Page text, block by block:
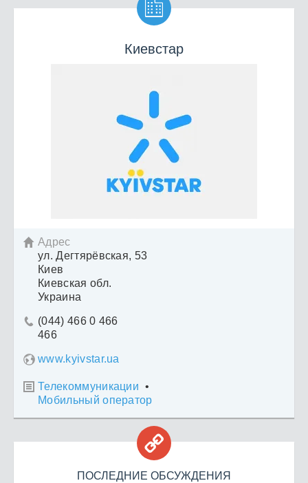

Киевстар
 Адрес
ул. Дегтярёвская, 53
Киев
Киевская обл.
Украина
 (044) 466 0 466
466
www.kyivstar.ua
 Телекоммуникации •
Мобильный оператор

ПОСЛЕДНИЕ ОБСУЖДЕНИЯ